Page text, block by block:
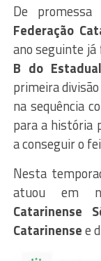
De promessa
Federação
ano seguinte
B do Estadual
primeira
na sequência
para a história
a conseguir o
Nesta
atuou em
Catarinense
Catarinensee